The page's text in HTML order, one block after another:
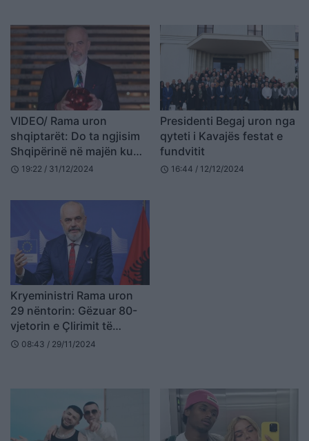
VIDEO/ Rama uron
shqiptarët: Do ta ngjisim
Shqipërinë në majën ku
gjendet shtëpia e madhe e
schedule 19:22 / 31/12/2024
Presidenti Begaj uron nga
qyteti i Kavajës festat e
fundvitit
schedule 16:44 / 12/12/2024
Kryeministri Rama uron
29 nëntorin: Gëzuar 80-
vjetorin e Çlirimit të
Shqipërisë
schedule 08:43 / 29/11/2024